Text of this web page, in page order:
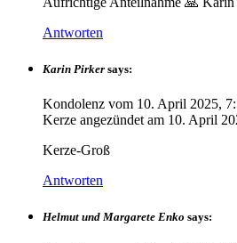
Antworten
Karin Pirker says:
Kondolenz vom 10. April 2025,
Kerze angezündet am 10. April
Kerze-Groß
Antworten
Helmut und Margarete Enko says: